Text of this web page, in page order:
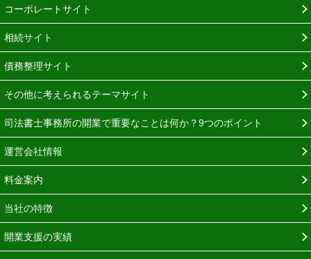
コーポレートサイト
相続サイト
債務整理サイト
その他に考えられるテーマサイト
司法書士事務所の開業で重要なことは何か？9つのポイント
運営会社情報
料金案内
当社の特徴
開業支援の実績